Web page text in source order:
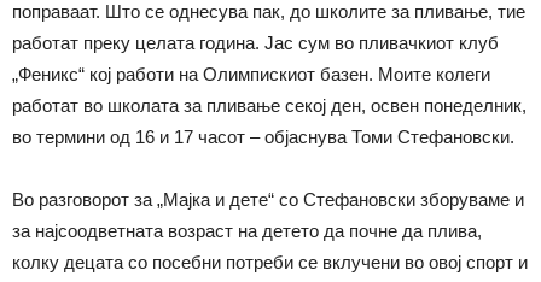
поправаат. Што се однесува пак, до школите за пливање, тие
работат преку целата година. Јас сум во пливачкиот клуб
„Феникс“ кој работи на Олимпискиот базен. Моите колеги
работат во школата за пливање секој ден, освен понеделник,
во термини од 16 и 17 часот – објаснува Томи Стефановски.
Во разговорот за „Мајка и дете“ со Стефановски зборуваме и
за најсоодветната возраст на детето да почне да плива,
колку децата со посебни потреби се вклучени во овој спорт и